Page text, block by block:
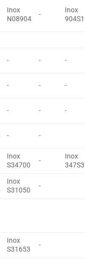
Inox
N08904
-
Inox
- - -
- - -
- - -
- -
Inox
S34700
-
Inox
Inox
S31050
-
Inox
S31653
-